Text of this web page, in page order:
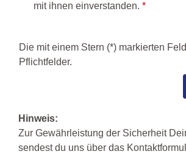
mit ihnen einverstanden. *
Die mit einem Stern (*) markierten
Pflichtfelder.
Hinweis:
Zur Gewährleistung der Sicherheit
sendest du uns über das